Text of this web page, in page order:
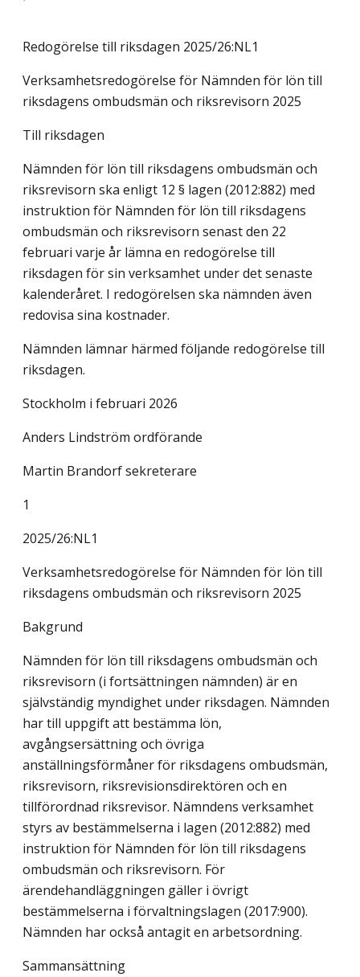
Redogörelse till riksdagen 2025/26:NL1
Verksamhetsredogörelse för Nämnden för lön till
riksdagens ombudsmän och riksrevisorn 2025
Till riksdagen
Nämnden för lön till riksdagens ombudsmän och
riksrevisorn ska enligt 12 § lagen (2012:882) med
instruktion för Nämnden för lön till riksdagens
ombudsmän och riksrevisorn senast den 22
februari varje år lämna en redogörelse till
riksdagen för sin verksamhet under det senaste
kalenderåret. I redogörelsen ska nämnden även
redovisa sina kostnader.
Nämnden lämnar härmed följande redogörelse till
riksdagen.
Stockholm i februari 2026
Anders Lindström ordförande
Martin Brandorf sekreterare
1
2025/26:NL1
Verksamhetsredogörelse för Nämnden för lön till
riksdagens ombudsmän och riksrevisorn 2025
Bakgrund
Nämnden för lön till riksdagens ombudsmän och
riksrevisorn (i fortsättningen nämnden) är en
självständig myndighet under riksdagen. Nämnden
har till uppgift att bestämma lön,
avgångsersättning och övriga
anställningsförmåner för riksdagens ombudsmän,
riksrevisorn, riksrevisionsdirektören och en
tillförordnad riksrevisor. Nämndens verksamhet
styrs av bestämmelserna i lagen (2012:882) med
instruktion för Nämnden för lön till riksdagens
ombudsmän och riksrevisorn. För
ärendehandläggningen gäller i övrigt
bestämmelserna i förvaltningslagen (2017:900).
Nämnden har också antagit en arbetsordning.
Sammansättning